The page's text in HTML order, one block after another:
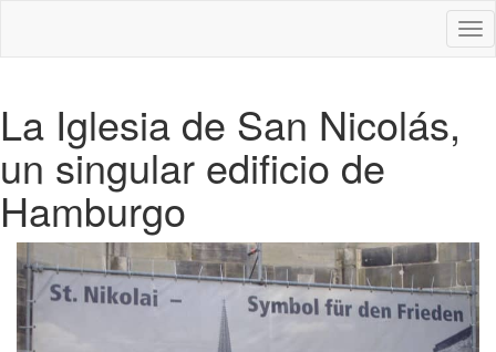
La Iglesia de San Nicolás,
un singular edificio de
Hamburgo